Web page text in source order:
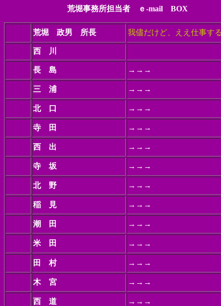
荒堀事務所担当者 ｅ-mail BOX
荒堀 政男 所長 我儘だけど、ええ仕事す
西 川
長 島 →→→
三 浦 →→→
北 口 →→→
寺 田 →→→
西 出 →→→
寺 坂 →→→
北 野 →→→
稲 見 →→→
潮 田 →→→
米 田 →→→
田 村 →→→
木 宮 →→→
西 道 →→→